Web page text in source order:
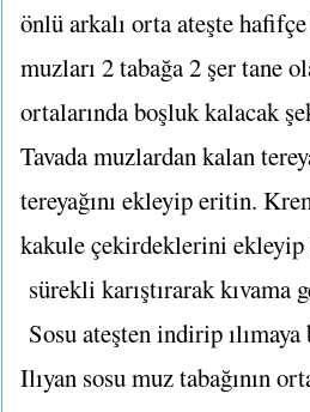
önlü arkalı orta ateşte hafifçe
muzları 2 tabağa 2 şer tane
ortalarında boşluk kalacak
Tavada muzlardan kalan
tereyağını ekleyip eritin.
kakule çekirdeklerini ekleyip
sürekli karıştırarak kıvama
Sosu ateşten indirip ılımaya
Ilıyan sosu muz tabağının